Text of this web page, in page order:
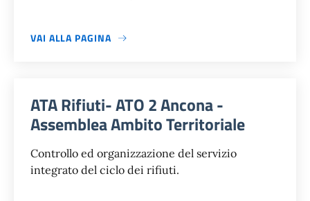
VAI ALLA PAGINA
ATA Rifiuti- ATO 2 Ancona -
Assemblea Ambito Territoriale
Controllo ed organizzazione del servizio
integrato del ciclo dei rifiuti.